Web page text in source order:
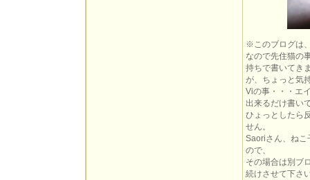
※このブログは
なので先住猫の
持ちで書いてき
が、ちょっと気
Viの事・・・エ
出来るだけ書い
ひょっとしたら
せん。
Saoriさん、ねこ
ので、
その場合は別ブ
続けさせて下さ